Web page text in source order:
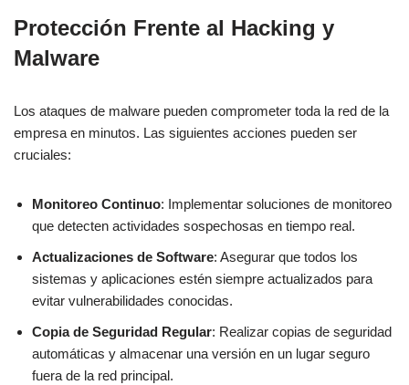
Protección Frente al Hacking y
Malware
Los ataques de malware pueden comprometer toda la red de la
empresa en minutos. Las siguientes acciones pueden ser
cruciales:
Monitoreo Continuo: Implementar soluciones de monitoreo
que detecten actividades sospechosas en tiempo real.
Actualizaciones de Software: Asegurar que todos los
sistemas y aplicaciones estén siempre actualizados para
evitar vulnerabilidades conocidas.
Copia de Seguridad Regular: Realizar copias de seguridad
automáticas y almacenar una versión en un lugar seguro
fuera de la red principal.